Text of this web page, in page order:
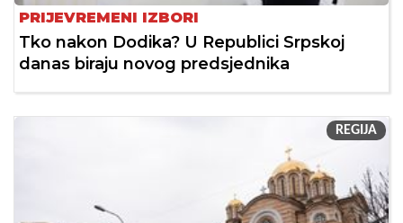
PRIJEVREMENI IZBORI
Tko nakon Dodika? U Republici Srpskoj
danas biraju novog predsjednika
REGIJA